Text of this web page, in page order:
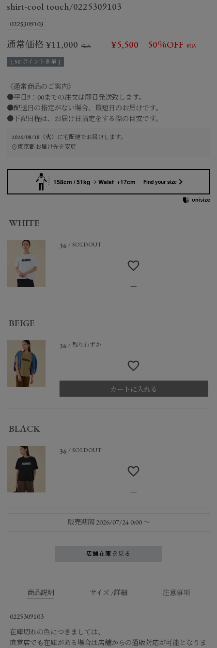
shirt-cool touch/0225309103
0225309103
通常価格¥11,000 ¥5,500 50％OFF
[ 50 ポイント進呈 ]
《通常商品のご案内》
●平日9：00までの注文は即日発送致します。
●配送日の指定がない場合、最短日のお届けです。
●下記日程は、お届け日指定をする際の目安です。
2026/08/18（火） に宅配便でお届けします。
東京都お届け先を変更
158cm / 51kg Waist +17cm Find your size
WHITE
36 SOLDOUT
—
BEIGE
36 残りわずか
カートに入れる
BLACK
36 SOLDOUT
—
販売期間 2026/07/24 0:00 〜
店舗在庫を見る
商品説明 サイズ /詳細 注意事項
0225309103
在庫切れの色につきましては、
直営店でも在庫がある場合は店舗からの通販対応が可能となりま